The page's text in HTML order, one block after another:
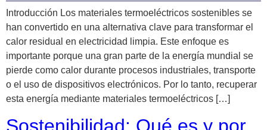
Introducción Los materiales termoeléctricos sostenibles se
han convertido en una alternativa clave para transformar el
calor residual en electricidad limpia. Este enfoque es
importante porque una gran parte de la energía mundial se
pierde como calor durante procesos industriales, transporte
o el uso de dispositivos electrónicos. Por lo tanto, recuperar
esta energía mediante materiales termoeléctricos […]